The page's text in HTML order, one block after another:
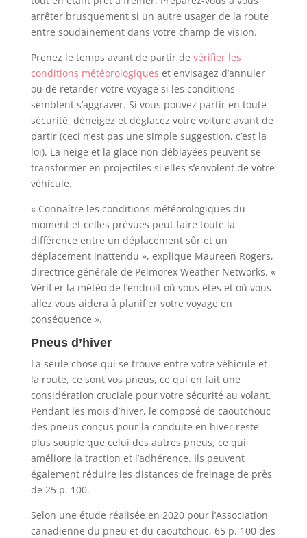
arrêter brusquement si un autre usager de la route
entre soudainement dans votre champ de vision.
Prenez le temps avant de partir de vérifier les
conditions météorologiques et envisagez d’annuler
ou de retarder votre voyage si les conditions
semblent s’aggraver. Si vous pouvez partir en toute
sécurité, déneigez et déglacez votre voiture avant de
partir (ceci n’est pas une simple suggestion, c’est la
loi). La neige et la glace non déblayées peuvent se
transformer en projectiles si elles s’envolent de votre
véhicule.
« Connaître les conditions météorologiques du
moment et celles prévues peut faire toute la
différence entre un déplacement sûr et un
déplacement inattendu », explique Maureen Rogers,
directrice générale de Pelmorex Weather Networks. «
Vérifier la météo de l’endroit où vous êtes et où vous
allez vous aidera à planifier votre voyage en
conséquence ».
Pneus d’hiver
La seule chose qui se trouve entre votre véhicule et
la route, ce sont vos pneus, ce qui en fait une
considération cruciale pour votre sécurité au volant.
Pendant les mois d’hiver, le composé de caoutchouc
des pneus conçus pour la conduite en hiver reste
plus souple que celui des autres pneus, ce qui
améliore la traction et l’adhérence. Ils peuvent
également réduire les distances de freinage de près
de 25 p. 100.
Selon une étude réalisée en 2020 pour l’Association
canadienne du pneu et du caoutchouc, 65 p. 100 des